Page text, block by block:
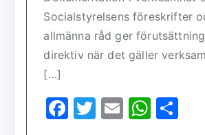
Socialstyrelsens föreskrifter
allmänna råd ger
direktiv när det gäller
[…]
F
T
E
W